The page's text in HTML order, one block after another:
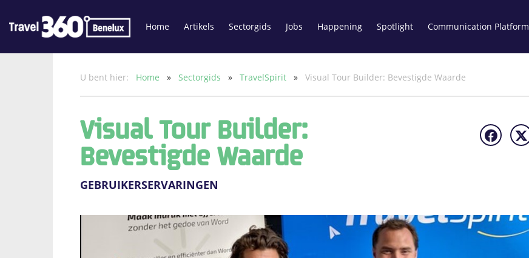
Home Artikels Sectorgids Jobs Happening Spotlight Communication Platform
U bent hier: Home » Sectorgids » TravelSpirit » Visual Tour Builder: Bevestigde Waarde
Visual Tour Builder:
Bevestigde Waarde
GEBRUIKERSERVARINGEN